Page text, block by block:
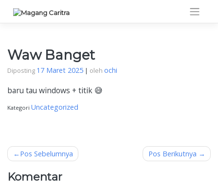
content
Waw Banget
Diposting 17 Maret 2025 | oleh ochi
baru tau windows + titik 😅
Kategori Uncategorized
Navigasi
Pos Sebelumnya Pos Berikutnya
Komentar